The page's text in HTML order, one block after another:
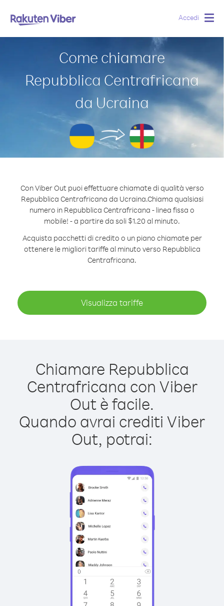
Accedi
Come chiamare
Repubblica Centrafricana
da Ucraina
Con Viber Out puoi effettuare chiamate di qualità verso
Repubblica Centrafricana da Ucraina.Chiama qualsiasi
numero in Repubblica Centrafricana - linea fissa o
mobile! - a partire da soli $1.20 al minuto.
Acquista pacchetti di credito o un piano chiamate per
ottenere le migliori tariffe al minuto verso Repubblica
Centrafricana.
Visualizza tariffe
Chiamare Repubblica
Centrafricana con Viber
Out è facile.
Quando avrai crediti Viber
Out, potrai: